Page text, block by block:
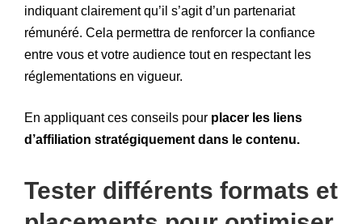
indiquant clairement qu’il s’agit d’un partenariat
rémunéré. Cela permettra de renforcer la confiance
entre vous et votre audience tout en respectant les
réglementations en vigueur.
En appliquant ces conseils pour placer les liens
d’affiliation stratégiquement dans le contenu.
Tester différents formats et